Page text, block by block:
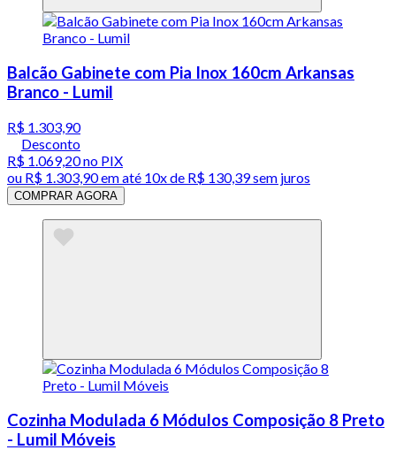
Balcão Gabinete com Pia Inox 160cm Arkansas
Branco - Lumil
R$ 1.303,90
Desconto
R$ 1.069,20no PIX
ou R$ 1.303,90em até 10x de R$ 130,39 sem juros
COMPRAR AGORA
Cozinha Modulada 6 Módulos Composição 8 Preto
- Lumil Móveis